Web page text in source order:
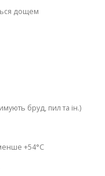
дощем
бруд, пил та ін.)
+54°С